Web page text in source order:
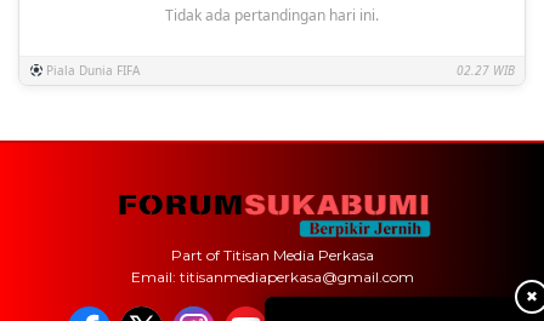
Tidak ada pertandingan hari ini.
Piala Dunia FIFA 02.27 WIB
✖
Part of Titisan Media Perkasa
Email: titisanmediaperkasa@gmail.com